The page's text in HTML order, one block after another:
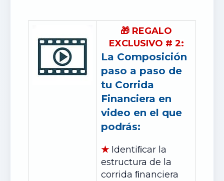
🎁 REGALO
EXCLUSIVO # 2:
La Composición
paso a paso de
tu Corrida
Financiera en
video en el que
podrás:
★ Identiﬁcar la
estructura de la
corrida ﬁnanciera